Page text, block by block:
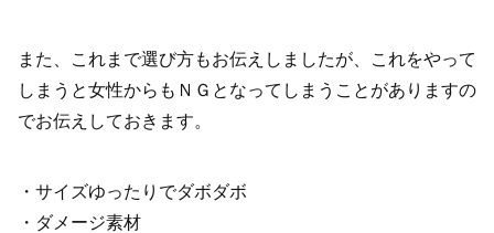
また、これまで選び方もお伝えしましたが、これをやって
しまうと女性からもＮＧとなってしまうことがありますの
でお伝えしておきます。
・サイズゆったりでダボダボ
・ダメージ素材